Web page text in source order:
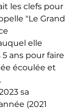
les clefs pour
"Le Grand
elle
ans pour faire
écoulée et
sa
(2021